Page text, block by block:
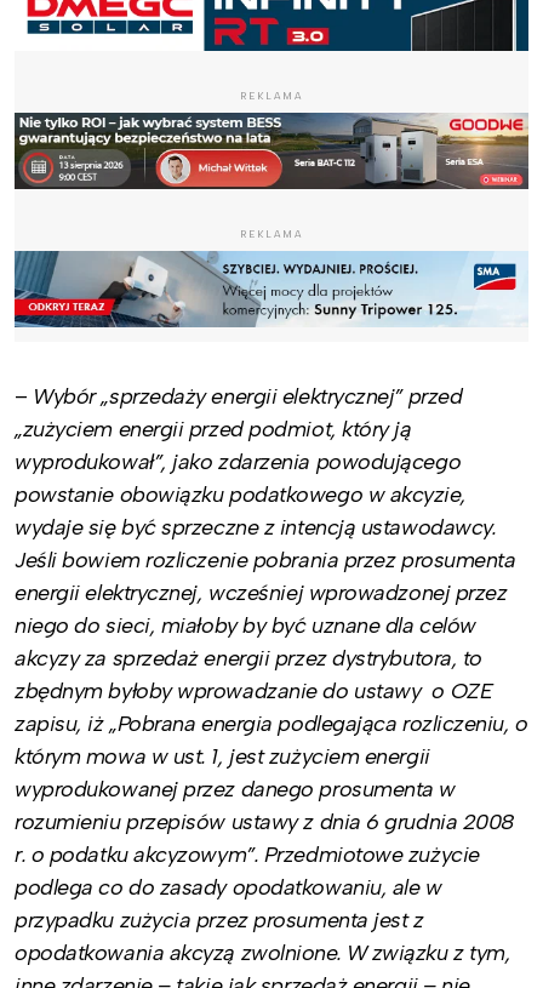
REKLAMA
REKLAMA
– Wybór „sprzedaży energii elektrycznej” przed
„zużyciem energii przed podmiot, który ją
wyprodukował”, jako zdarzenia powodującego
powstanie obowiązku podatkowego w akcyzie,
wydaje się być sprzeczne z intencją ustawodawcy.
Jeśli bowiem rozliczenie pobrania przez prosumenta
energii elektrycznej, wcześniej wprowadzonej przez
niego do sieci, miałoby by być uznane dla celów
akcyzy za sprzedaż energii przez dystrybutora, to
zbędnym byłoby wprowadzanie do ustawy o OZE
zapisu, iż „Pobrana energia podlegająca rozliczeniu, o
którym mowa w ust. 1, jest zużyciem energii
wyprodukowanej przez danego prosumenta w
rozumieniu przepisów ustawy z dnia 6 grudnia 2008
r. o podatku akcyzowym”. Przedmiotowe zużycie
podlega co do zasady opodatkowaniu, ale w
przypadku zużycia przez prosumenta jest z
opodatkowania akcyzą zwolnione. W związku z tym,